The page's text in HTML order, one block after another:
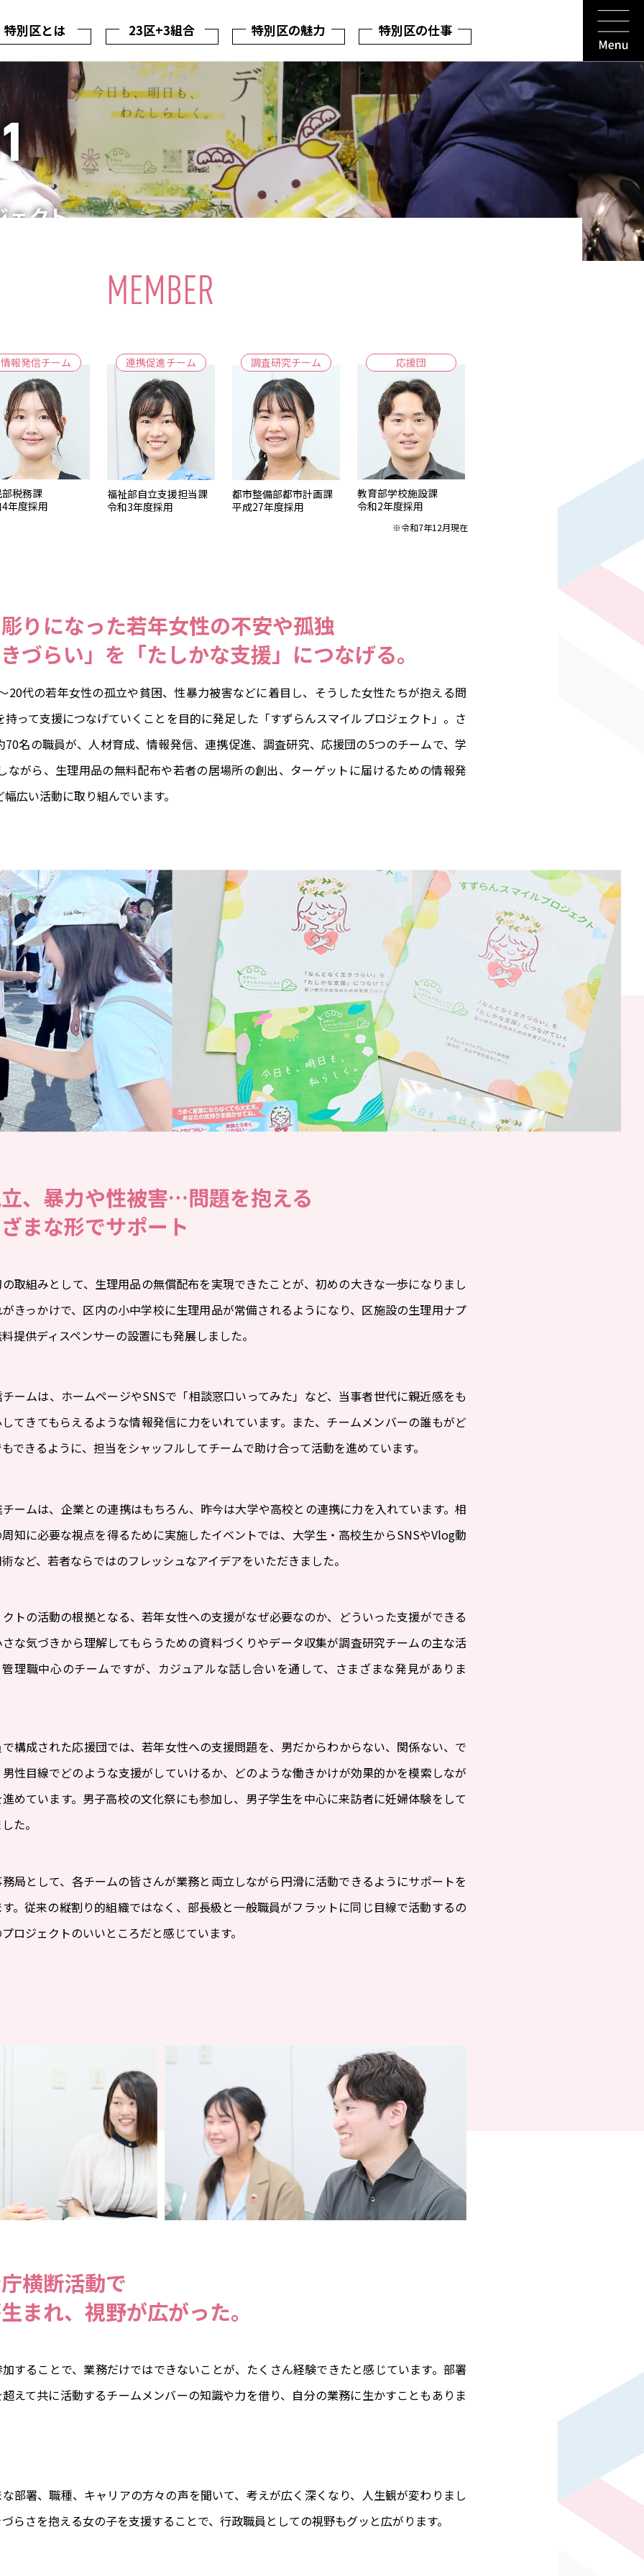
特別区とは 23区+3組合 特別区の魅力 特別区の仕事
情報発信チーム
税務課
年度採用
連携促進チーム
福祉部自立支援担当課
令和3年度採用
調査研究チーム
都市整備部都市計画課
平成27年度採用
応援団
教育部学校施設課
令和2年度採用
※令和7年12月現在
りになった若年女性の不安や孤独
づらい」を「たしかな支援」につなげる。
20代の若年女性の孤立や貧困、性暴力被害などに着目し、そうした女性たちが抱える問
って支援につなげていくことを目的に発足した「すずらんスマイルプロジェクト」。さ
名の職員が、人材育成、情報発信、連携促進、調査研究、応援団の5つのチームで、学
ながら、生理用品の無料配布や若者の居場所の創出、ターゲットに届けるための情報発
広い活動に取り組んでいます。
、暴力や性被害…問題を抱える
まな形でサポート
取組みとして、生理用品の無償配布を実現できたことが、初めの大きな一歩になりまし
きっかけで、区内の小中学校に生理用品が常備されるようになり、区施設の生理用ナプ
提供ディスペンサーの設置にも発展しました。
ームは、ホームページやSNSで「相談窓口いってみた」など、当事者世代に親近感をも
てきてもらえるような情報発信に力をいれています。また、チームメンバーの誰もがど
できるように、担当をシャッフルしてチームで助け合って活動を進めています。
ームは、企業との連携はもちろん、昨今は大学や高校との連携に力を入れています。相
知に必要な視点を得るために実施したイベントでは、大学生・高校生からSNSやVlog動
など、若者ならではのフレッシュなアイデアをいただきました。
トの活動の根拠となる、若年女性への支援がなぜ必要なのか、どういった支援ができる
な気づきから理解してもらうための資料づくりやデータ収集が調査研究チームの主な活
理職中心のチームですが、カジュアルな話し合いを通して、さまざまな発見がありま
構成された応援団では、若年女性への支援問題を、男だからわからない、関係ない、で
性目線でどのような支援がしていけるか、どのような働きかけが効果的かを模索しなが
めています。男子高校の文化祭にも参加し、男子学生を中心に来訪者に妊婦体験をして
た。
局として、各チームの皆さんが業務と両立しながら円滑に活動できるようにサポートを
。従来の縦割り的組織ではなく、部長級と一般職員がフラットに同じ目線で活動するの
ロジェクトのいいところだと感じています。
横断活動で
まれ、視野が広がった。
することで、業務だけではできないことが、たくさん経験できたと感じています。部署
えて共に活動するチームメンバーの知識や力を借り、自分の業務に生かすこともありま
部署、職種、キャリアの方々の声を聞いて、考えが広く深くなり、人生観が変わりまし
らさを抱える女の子を支援することで、行政職員としての視野もグッと広がります。